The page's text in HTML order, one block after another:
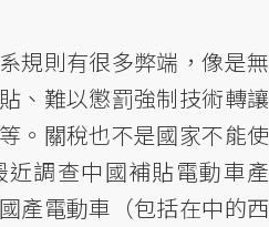
規則有很多弊端，像是無
、難以懲罰強制技術轉讓
。關稅也不是國家不能使
調查中國補貼電動車產
產電動車（包括在中的西